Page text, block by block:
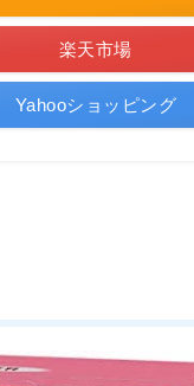
楽天市場
Yahooショッピング